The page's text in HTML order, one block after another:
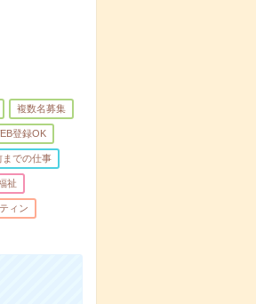
複数名募集
登録OK
までの仕事
祉
ィン